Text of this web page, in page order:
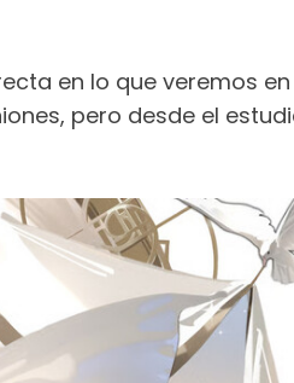
en lo que veremos
pero desde el